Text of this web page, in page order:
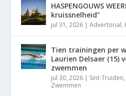
HASPENGOUWS
kruissnelheid”
jul 31, 2026 |Advertorial,
Tien trainingen per
Laurien Delsaer (15)
zwemmen
jul 30, 2026 | Sint-Truiden,
Zwemmen